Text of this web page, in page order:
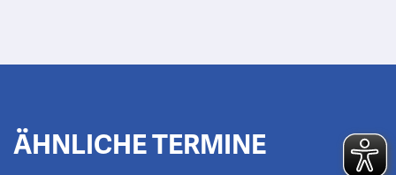
ÄHNLICHE TERMINE